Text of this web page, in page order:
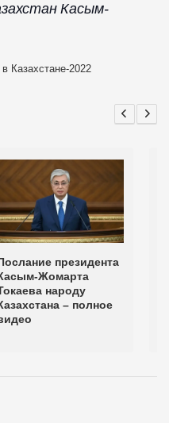
Касым-
Казахстане-2022
президента
Жомарта
народу
– полное